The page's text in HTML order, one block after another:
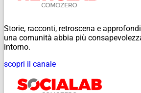
Storie, racconti, retroscena e
una comunità abbia più
intorno.
scopri il canale